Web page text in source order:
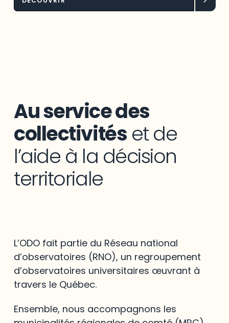
Environnement et aménagement du
territoire
Au service des
collectivités et de
l’aide à la décision
territoriale
L’ODO fait partie du Réseau national
d’observatoires (RNO), un regroupement
d’observatoires universitaires œuvrant à
travers le Québec.
Ensemble, nous accompagnons les